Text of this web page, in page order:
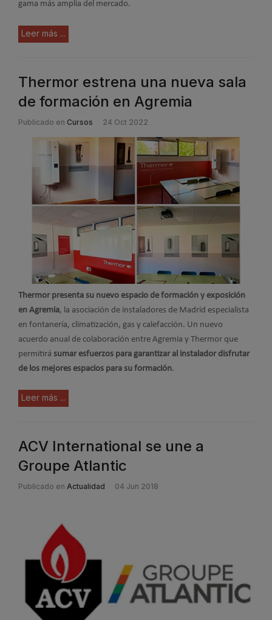
gama más amplia del mercado.
Leer más ...
Thermor estrena una nueva sala
de formación en Agremia
Publicado en Cursos 24 Oct 2022
Thermor presenta su nuevo espacio de formación y exposición
en Agremia, la asociación de instaladores de Madrid especialista
en fontanería, climatización, gas y calefacción. Un nuevo
acuerdo anual de colaboración entre Agremia y Thermor que
permitirá sumar esfuerzos para garantizar al instalador disfrutar
de los mejores espacios para su formación.
Leer más ...
ACV International se une a
Groupe Atlantic
Publicado en Actualidad 04 Jun 2018